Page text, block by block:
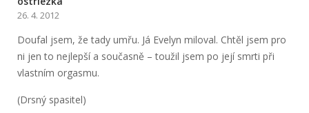
26. 4. 2012
Doufal jsem, že tady umřu. Já Evelyn miloval. Chtěl jsem pro
ni jen to nejlepší a současně – toužil jsem po její smrti při
vlastním orgasmu.
(Drsný spasitel)